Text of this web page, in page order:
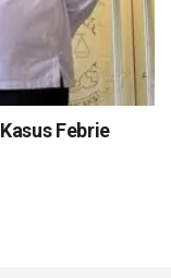
Febrie